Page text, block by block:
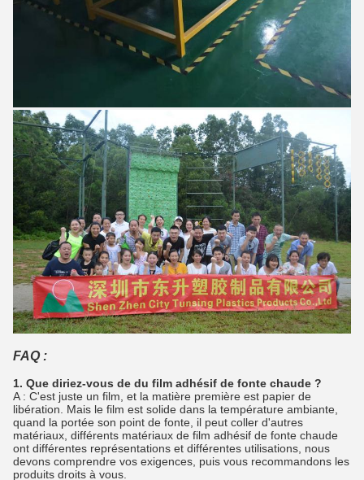
FAQ :
1. Que diriez-vous de du film adhésif de fonte chaude ?
A : C'est juste un film, et la matière première est papier de
libération. Mais le film est solide dans la température ambiante,
quand la portée son point de fonte, il peut coller d'autres
matériaux, différents matériaux de film adhésif de fonte chaude
ont différentes représentations et différentes utilisations, nous
devons comprendre vos exigences, puis vous recommandons les
produits droits à vous.